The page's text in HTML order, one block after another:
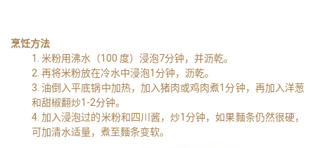
烹饪方法
1. 米粉用沸水（100 度）浸泡7分钟，并沥乾。
2. 再将米粉放在冷水中浸泡1分钟，沥乾。
3. 油倒入平底锅中加热，加入猪肉或鸡肉煮1分钟，再加入洋葱
和甜椒翻炒1-2分钟。
4. 加入浸泡过的米粉和四川酱，炒1分钟，如果麵条仍然很硬，
可加清水适量，煮至麵条变软。